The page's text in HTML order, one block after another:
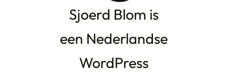
Sjoerd Blom is
een Nederlandse
WordPress